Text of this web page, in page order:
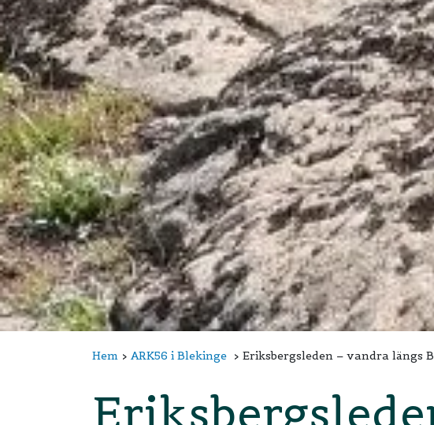
Hem ARK56 i Blekinge Eriksbergsleden – vandra längs